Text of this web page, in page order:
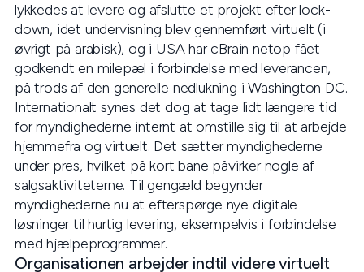
lykkedes at levere og afslutte et projekt efter lock-
down, idet undervisning blev gennemført virtuelt (i
øvrigt på arabisk), og i USA har cBrain netop fået
godkendt en milepæl i forbindelse med leverancen,
på trods af den generelle nedlukning i Washington DC.
Internationalt synes det dog at tage lidt længere tid
for myndighederne internt at omstille sig til at arbejde
hjemmefra og virtuelt. Det sætter myndighederne
under pres, hvilket på kort bane påvirker nogle af
salgsaktiviteterne. Til gengæld begynder
myndighederne nu at efterspørge nye digitale
løsninger til hurtig levering, eksempelvis i forbindelse
med hjælpeprogrammer.
Organisationen arbejder indtil videre virtuelt